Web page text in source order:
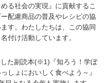
る社会の実現』に貢献するこ
配慮商品の普及やレシピの協
す。わたしたちは、この協同
付け活動しています。
た副読本(※1)『知ろう！学ぼ
しょにおいしく食べよう～』